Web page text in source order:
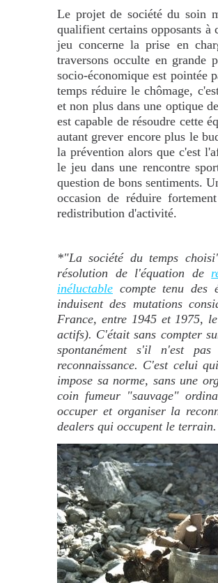
Le projet de société du soin
qualifient certains opposants à
jeu concerne la prise en
traversons occulte en grande
socio-économique est pointée
temps réduire le chômage,
et non plus dans une optique
est capable de résoudre cette
autant grever encore plus le
la prévention alors que c'est
le jeu dans une rencontre
question de bons sentiments.
occasion de réduire
redistribution d'activité.
*"La société du temps
résolution de l'équation de
inéluctable compte tenu des
induisent des mutations
France, entre 1945 et 1975,
actifs). C'était sans compter
spontanément s'il n'est
reconnaissance. C'est celui
impose sa norme, sans une
coin fumeur "sauvage"
occuper et organiser la
dealers qui occupent le